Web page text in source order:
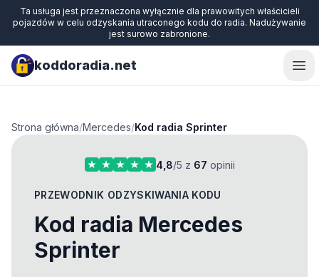
Ta usługa jest przeznaczona wyłącznie dla prawowitych właścicieli
pojazdów w celu odzyskania utraconego kodu do radia. Nadużywanie
jest surowo zabronione.
koddoradia.net
Strona główna/Mercedes/Kod radia Sprinter
4,8/5 z 67 opinii
PRZEWODNIK ODZYSKIWANIA KODU
Kod radia Mercedes
Sprinter